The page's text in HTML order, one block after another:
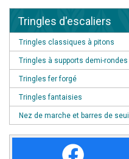
Tringles d'escaliers
Tringles classiques à pitons
Tringles à supports demi-rondes
Tringles fer forgé
Tringles fantaisies
Nez de marche et barres de seuil